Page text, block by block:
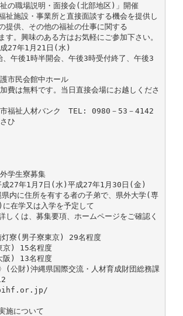
の職場説明・面接会(北部地区)」開催
祉施設・事業所と直接面談する機会を提供し
提供、その他の福祉の仕事に関する
す。興味のある方はお気軽にご参加下さい。
27年1月21日(水)
、午後1時半開会、午後3時受付終了、午後3
市民会館中ホール
は無料です。当日直接会場にお越しくださ
市福祉人材バンク TEL: 0980－53－4142
ひ
学生寮募集
27年1月7日(水)平成27年1月30日(金)
に住所を有する者の子弟で、県外大学(専
在学又は入学を予定して
しくは、募集要項、ホームページをご確認く
寮(男子寮東京) 29名程度
京) 15名程度
阪) 13名程度
(公財)沖縄県国際交流・人材育成財団総務課
施について